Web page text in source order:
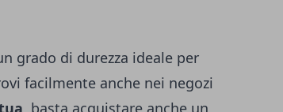
grado di durezza ideale per
facilmente anche nei negozi
basta acquistare anche un